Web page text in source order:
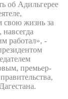
об Адильгерее
свою жизнь за
работал», -
премьер-